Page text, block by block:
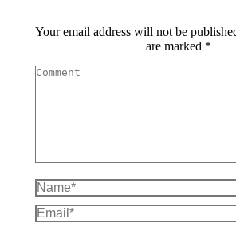
Your email address will not be
are marked *
Comment
Name *
Email *